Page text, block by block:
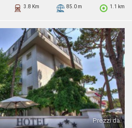
1.1 km
85.0 m
3.8 Km
Prezzi da